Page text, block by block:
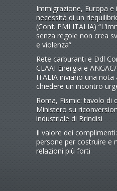
Immigrazione, Europa e
necessità di un
(Conf. PMI ITALIA)
senza regole non crea
e violenza”
Rete carburanti e Ddl
CLAAI Energia e
ITALIA inviano una
chiedere un incontro
Roma, Fismic: tavolo di
Ministero su
industriale di Brindisi
Il valore dei
persone per costruire e
relazioni più forti